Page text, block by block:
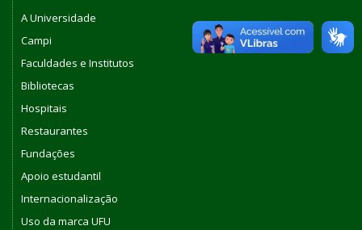
DO
INSTITUTO
DE
GENÉTICA
BIOQUÍMICA
DA
UNIVERSIDADE
DE
UBERLÂNDIA
A Universidade
Campi
Faculdades e Institutos
Bibliotecas
Hospitais
Restaurantes
Fundações
Apoio estudantil
Internacionalização
Uso da marca UFU